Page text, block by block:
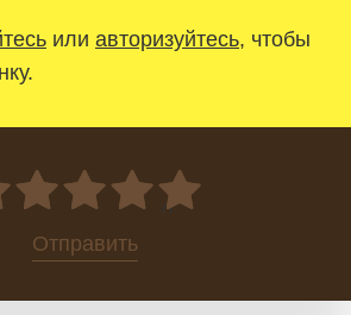
или авторизуйтесь, чтобы
0
Отправить